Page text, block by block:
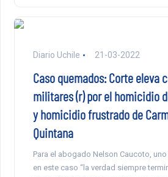
Diario Uchile 21-03-2022
Caso quemados: Corte eleva
militares (r) por el homicidio
y homicidio frustrado de
Quintana
Para el abogado Nelson Caucoto,
en este caso “la verdad siempre